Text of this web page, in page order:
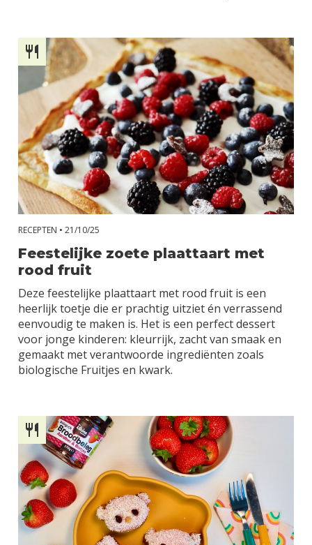
RECEPTEN • 21/10/25
Feestelijke zoete plaattaart met
rood fruit
Deze feestelijke plaattaart met rood fruit is een
heerlijk toetje die er prachtig uitziet én verrassend
eenvoudig te maken is. Het is een perfect dessert
voor jonge kinderen: kleurrijk, zacht van smaak en
gemaakt met verantwoorde ingrediënten zoals
biologische Fruitjes en kwark.